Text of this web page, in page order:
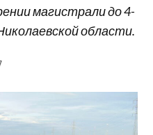
магистрали до 4-
области.